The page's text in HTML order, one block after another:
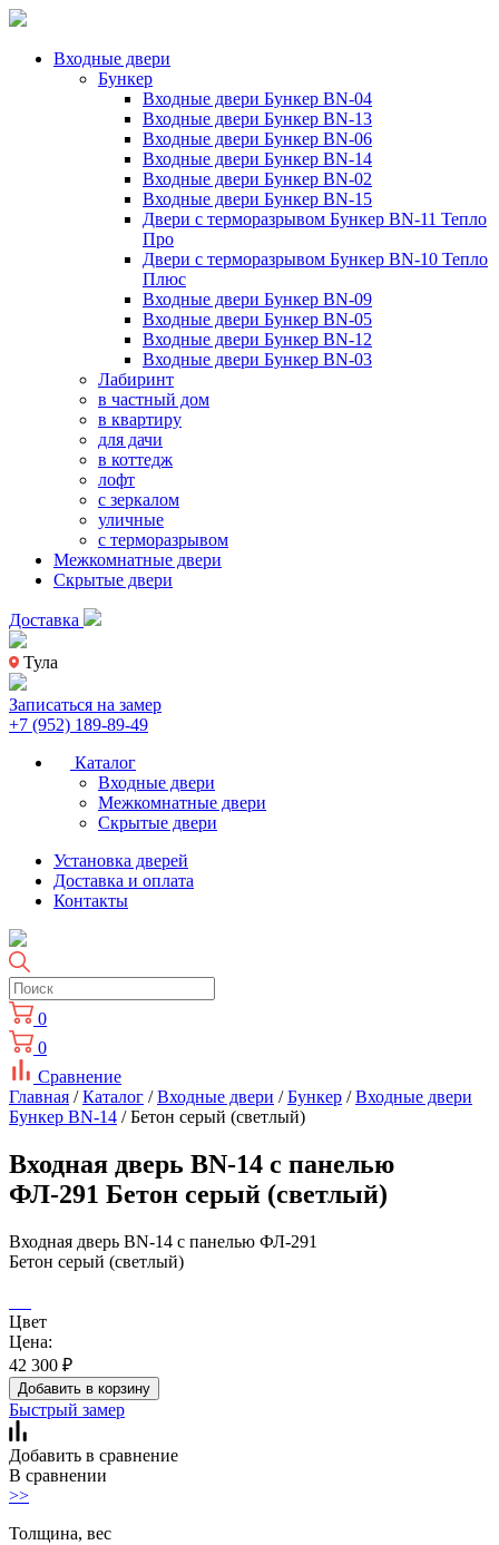
Входные двери
Бункер
Входные двери Бункер BN-04
Входные двери Бункер BN-13
Входные двери Бункер BN-06
Входные двери Бункер BN-14
Входные двери Бункер BN-02
Входные двери Бункер BN-15
Двери с терморазрывом Бункер BN-11 Тепло
Про
Двери с терморазрывом Бункер BN-10 Тепло
Плюс
Входные двери Бункер BN-09
Входные двери Бункер BN-05
Входные двери Бункер BN-12
Входные двери Бункер BN-03
Лабиринт
в частный дом
в квартиру
для дачи
в коттедж
лофт
с зеркалом
уличные
с терморазрывом
Межкомнатные двери
Скрытые двери
Доставка
Тула
Записаться на замер
+7 (952) 189-89-49
Каталог
Входные двери
Межкомнатные двери
Скрытые двери
Установка дверей
Доставка и оплата
Контакты
0
0
Сравнение
Главная /Каталог /Входные двери /Бункер /Входные двери
Бункер BN-14 / Бетон серый (светлый)
Входная дверь BN-14 с панелью
ФЛ-291 Бетон серый (светлый)
Входная дверь BN-14 с панелью ФЛ-291
Бетон серый (светлый)
Цвет
Цена:
42 300 ₽
Добавить в корзину
Быстрый замер
Добавить в сравнение
В сравнении
>>
Толщина, вес